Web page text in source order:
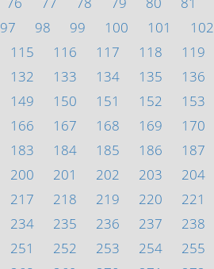
97 98 99 100 101 102
115 116 117 118 119
132 133 134 135 136
149 150 151 152 153
166 167 168 169 170
183 184 185 186 187
200 201 202 203 204
217 218 219 220 221
234 235 236 237 238
251 252 253 254 255